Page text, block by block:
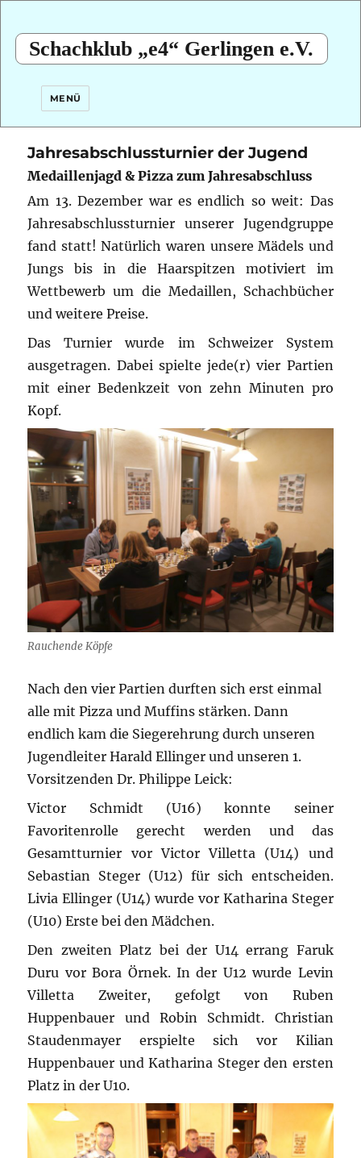
Schachklub „e4“ Gerlingen e.V.
MENÜ
Jahresabschlussturnier der Jugend
Medaillenjagd & Pizza zum Jahresabschluss
Am 13. Dezember war es endlich so weit: Das
Jahresabschlussturnier unserer Jugendgruppe
fand statt! Natürlich waren unsere Mädels und
Jungs bis in die Haarspitzen motiviert im
Wettbewerb um die Medaillen, Schachbücher
und weitere Preise.
Das Turnier wurde im Schweizer System
ausgetragen. Dabei spielte jede(r) vier Partien
mit einer Bedenkzeit von zehn Minuten pro
Kopf.
Rauchende Köpfe
Nach den vier Partien durften sich erst einmal
alle mit Pizza und Muffins stärken. Dann
endlich kam die Siegerehrung durch unseren
Jugendleiter Harald Ellinger und unseren 1.
Vorsitzenden Dr. Philippe Leick:
Victor Schmidt (U16) konnte seiner
Favoritenrolle gerecht werden und das
Gesamtturnier vor Victor Villetta (U14) und
Sebastian Steger (U12) für sich entscheiden.
Livia Ellinger (U14) wurde vor Katharina Steger
(U10) Erste bei den Mädchen.
Den zweiten Platz bei der U14 errang Faruk
Duru vor Bora Örnek. In der U12 wurde Levin
Villetta Zweiter, gefolgt von Ruben
Huppenbauer und Robin Schmidt. Christian
Staudenmayer erspielte sich vor Kilian
Huppenbauer und Katharina Steger den ersten
Platz in der U10.